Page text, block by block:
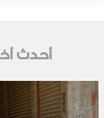
أحدث